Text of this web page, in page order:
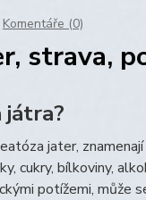
Komentáře (0)
strava,
játra?
jater,
cukry, bílkoviny,
potížemi, může